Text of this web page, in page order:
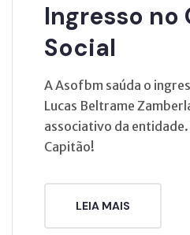
Ingresso no
Social
A Asofbm saúda o
Lucas Beltrame
associativo da
Capitão!
LEIA MAIS